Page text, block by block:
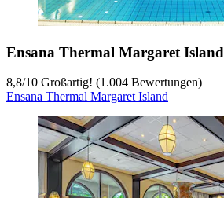
Ensana Thermal Margaret Island
8,8/10 Großartig! (1.004 Bewertungen)
Ensana Thermal Margaret Island